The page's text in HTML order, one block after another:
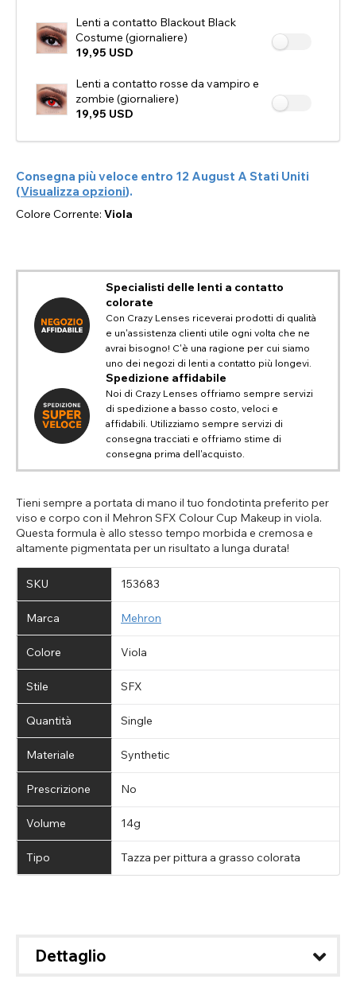
Lenti a contatto Blackout Black
Costume (giornaliere)
19,95 USD
Lenti a contatto rosse da vampiro e
zombie (giornaliere)
19,95 USD
Consegna più veloce entro 12 August A Stati Uniti
(Visualizza opzioni).
Colore Corrente: Viola
Specialisti delle lenti a contatto
colorate
Con Crazy Lenses riceverai prodotti di qualità
e un'assistenza clienti utile ogni volta che ne
avrai bisogno! C'è una ragione per cui siamo
uno dei negozi di lenti a contatto più longevi.
Spedizione affidabile
Noi di Crazy Lenses offriamo sempre servizi
di spedizione a basso costo, veloci e
affidabili. Utilizziamo sempre servizi di
consegna tracciati e offriamo stime di
consegna prima dell'acquisto.
Tieni sempre a portata di mano il tuo fondotinta preferito per
viso e corpo con il Mehron SFX Colour Cup Makeup in viola.
Questa formula è allo stesso tempo morbida e cremosa e
altamente pigmentata per un risultato a lunga durata!
SKU 153683
Marca Mehron
Colore Viola
Stile SFX
Quantità Single
Materiale Synthetic
Prescrizione No
Volume 14g
Tipo Tazza per pittura a grasso colorata
Dettaglio
Notes
Close
CAMBIA POSIZIONE
Modifica la posizione di navigazione predefinita sul nostro
Europe - euro
Canada - dollaro canadese
Australia - dollaro australiano
Torna indietro
Torna indietro Chiudere
ASSISTENZA E INFORMAZIONI SU
Se PayPal visualizza il messaggio 'Non è possibile spedire
gli ordini in questo Paese', aggiorna il tuo indirizzo
includendo tutti i campi disponibili. Gli indirizzi PayPal
salvati in precedenza potrebbero non includere
causando questo errore. Aggiornando il tuo indirizzo
potrai completare l'acquisto.